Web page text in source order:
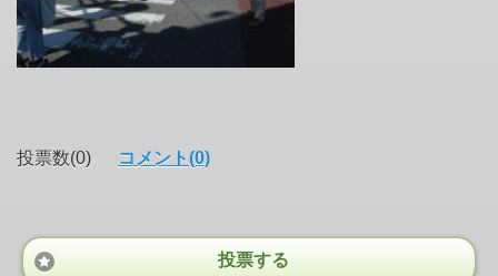
投票数(0) コメント(0)
投票する